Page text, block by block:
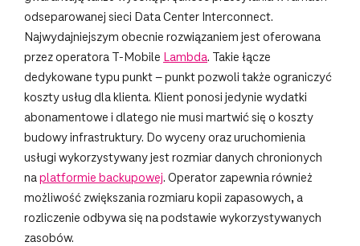
odseparowanej sieci Data Center Interconnect.
Najwydajniejszym obecnie rozwiązaniem jest oferowana
przez operatora T-Mobile Lambda. Takie łącze
dedykowane typu punkt – punkt pozwoli także ograniczyć
koszty usług dla klienta. Klient ponosi jedynie wydatki
abonamentowe i dlatego nie musi martwić się o koszty
budowy infrastruktury. Do wyceny oraz uruchomienia
usługi wykorzystywany jest rozmiar danych chronionych
naplatformie backupowej. Operator zapewnia również
możliwość zwiększania rozmiaru kopii zapasowych, a
rozliczenie odbywa się na podstawie wykorzystywanych
zasobów.